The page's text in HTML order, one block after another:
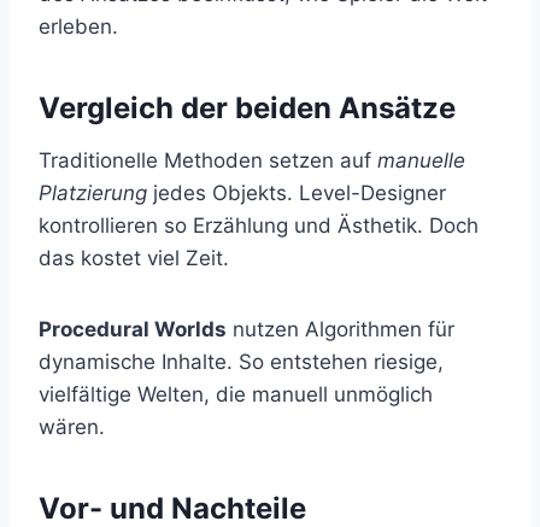
erleben.
Vergleich der beiden Ansätze
Traditionelle Methoden setzen auf manuelle
Platzierung jedes Objekts. Level-Designer
kontrollieren so Erzählung und Ästhetik. Doch
das kostet viel Zeit.
Procedural Worlds nutzen Algorithmen für
dynamische Inhalte. So entstehen riesige,
vielfältige Welten, die manuell unmöglich
wären.
Vor- und Nachteile